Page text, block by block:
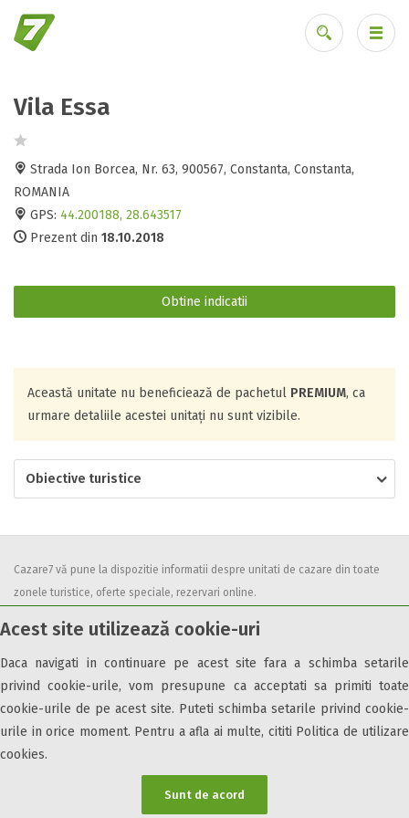
Acest site utilizează cookie-uri
Daca navigati in continuare pe acest site fara a schimba setarile
privind cookie-urile, vom presupune ca acceptati sa primiti toate
cookie-urile de pe acest site. Puteti schimba setarile privind cookie-
urile in orice moment. Pentru a afla ai multe, cititi Politica de utilizare
cookies.
Sunt de acord
Vila Essa
Strada Ion Borcea, Nr. 63, 900567, Constanta, Constanta,
ROMANIA
GPS: 44.200188, 28.643517
Prezent din 18.10.2018
Obtine indicatii
Această unitate nu beneficiează de pachetul PREMIUM, ca
urmare detaliile acestei unitați nu sunt vizibile.
Obiective turistice
Cazare7 vă pune la dispozitie informatii despre unitati de cazare din toate
zonele turistice, oferte speciale, rezervari online.
condițiile de utilizare.
Informații utile Parteneri Cazare7